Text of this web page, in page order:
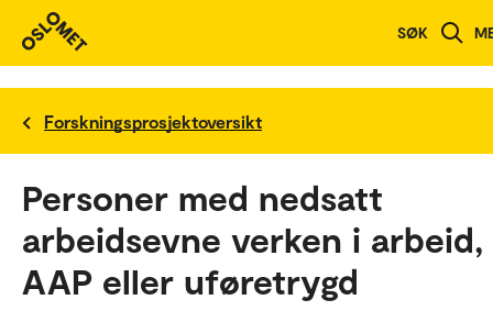
SØK
Forskningsprosjektoversikt
Personer med nedsatt
arbeidsevne verken i arbeid,
AAP eller uføretrygd